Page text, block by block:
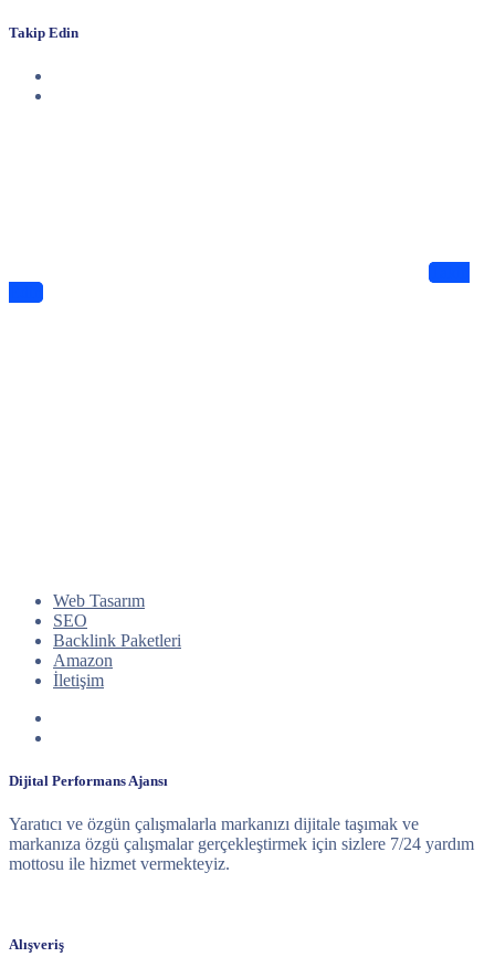
Takip Edin
Web Tasarım
SEO
Backlink Paketleri
Amazon
İletişim
Dijital Performans Ajansı
Yaratıcı ve özgün çalışmalarla markanızı dijitale taşımak ve
markanıza özgü çalışmalar gerçekleştirmek için sizlere 7/24 yardım
mottosu ile hizmet vermekteyiz.
Alışveriş